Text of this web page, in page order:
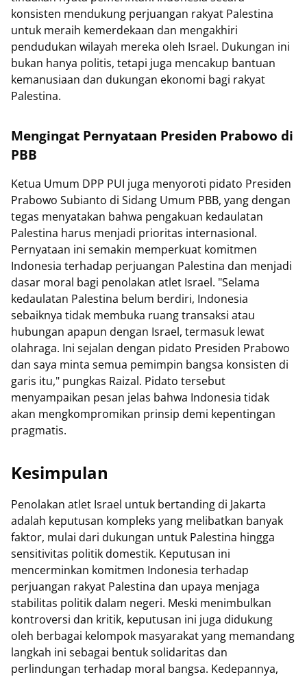
konsisten mendukung perjuangan rakyat Palestina
untuk meraih kemerdekaan dan mengakhiri
pendudukan wilayah mereka oleh Israel. Dukungan ini
bukan hanya politis, tetapi juga mencakup bantuan
kemanusiaan dan dukungan ekonomi bagi rakyat
Palestina.
Mengingat Pernyataan Presiden Prabowo di
PBB
Ketua Umum DPP PUI juga menyoroti pidato Presiden
Prabowo Subianto di Sidang Umum PBB, yang dengan
tegas menyatakan bahwa pengakuan kedaulatan
Palestina harus menjadi prioritas internasional.
Pernyataan ini semakin memperkuat komitmen
Indonesia terhadap perjuangan Palestina dan menjadi
dasar moral bagi penolakan atlet Israel. "Selama
kedaulatan Palestina belum berdiri, Indonesia
sebaiknya tidak membuka ruang transaksi atau
hubungan apapun dengan Israel, termasuk lewat
olahraga. Ini sejalan dengan pidato Presiden Prabowo
dan saya minta semua pemimpin bangsa konsisten di
garis itu," pungkas Raizal. Pidato tersebut
menyampaikan pesan jelas bahwa Indonesia tidak
akan mengkompromikan prinsip demi kepentingan
pragmatis.
Kesimpulan
Penolakan atlet Israel untuk bertanding di Jakarta
adalah keputusan kompleks yang melibatkan banyak
faktor, mulai dari dukungan untuk Palestina hingga
sensitivitas politik domestik. Keputusan ini
mencerminkan komitmen Indonesia terhadap
perjuangan rakyat Palestina dan upaya menjaga
stabilitas politik dalam negeri. Meski menimbulkan
kontroversi dan kritik, keputusan ini juga didukung
oleh berbagai kelompok masyarakat yang memandang
langkah ini sebagai bentuk solidaritas dan
perlindungan terhadap moral bangsa. Kedepannya,